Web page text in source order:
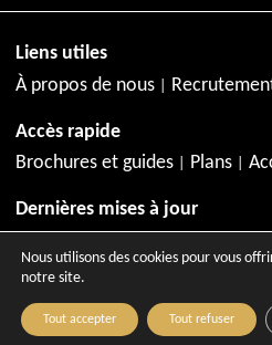
Liens utiles
À propos de nous
Accès rapide
Brochures et guides
Plans
Dernières mises à jour
Copyright © 2026 - Site officiel
Nous utilisons des cookies pour vous
notre site.
Tout accepter Tout refuser